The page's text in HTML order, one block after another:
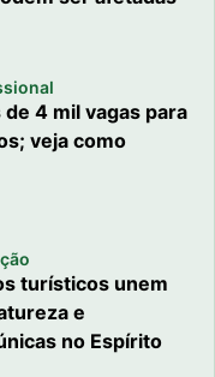
4 mil vagas para
veja como
turísticos unem
e
no Espírito